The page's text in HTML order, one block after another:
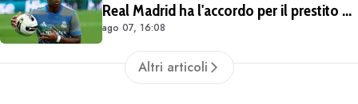
Real Madrid ha l'accordo per il prestito di
Endrick in Premier League
ago 07, 16:08
Altri articoli